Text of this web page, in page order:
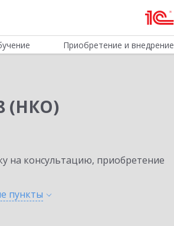
Приобретение и внедрение
(НКО)
на консультацию, приобретение
пункты